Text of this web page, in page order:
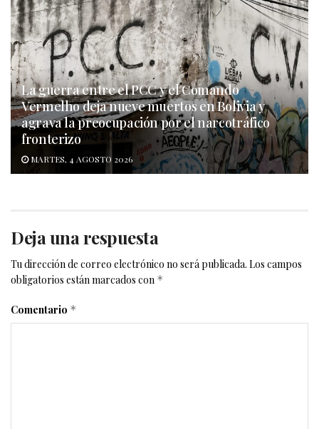
La guerra entre el PCC y el Comando
Vermelho deja nueve muertos en Bolivia y
agrava la preocupación por el narcotráfico
fronterizo
MARTES, 4 AGOSTO 2026
Deja una respuesta
Tu dirección de correo electrónico no será publicada. Los campos
obligatorios están marcados con *
Comentario *